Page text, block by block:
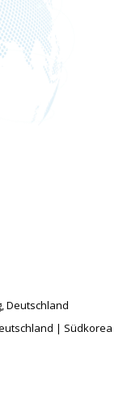
Deutschland
| Südkorea